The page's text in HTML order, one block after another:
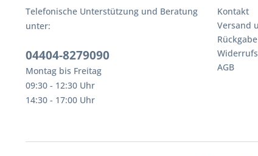
Telefonische Unterstützung und Beratung
unter:
04404-8279090
Montag bis Freitag
09:30 - 12:30 Uhr
14:30 - 17:00 Uhr
Kontakt
Versand
Rückgabe
AGB